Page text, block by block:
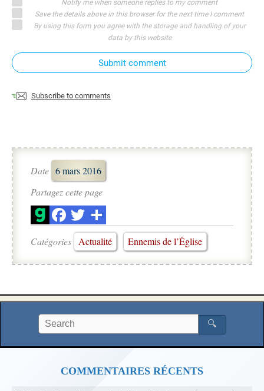
Notify me when someone replies to my comment
Save the details above in this browser for the next time I comment
By using this form you agree with the storage and handling of your
data by this website
Submit comment
Subscribe to comments
Date 6 mars 2016
Partagez cette page
Catégories Actualité Ennemis de l’Église
🔍
COMMENTAIRES RÉCENTS